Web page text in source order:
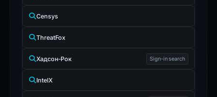
Censys
ThreatFox
Хадсон-Рок Sign-in search
IntelX